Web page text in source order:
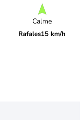
Calme
Rafales15 km/h